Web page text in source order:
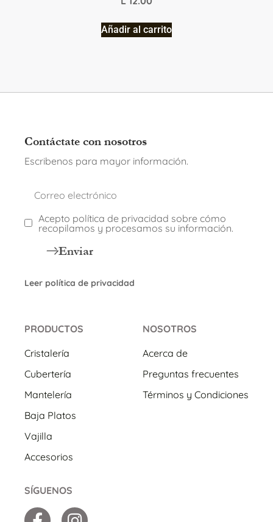
Añadir al carrito
Contáctate con nosotros
Escribenos para mayor información.
Acepto política de privacidad sobre cómo
recopilamos y procesamos su información.
Enviar
Leer política de privacidad
PRODUCTOS
Cristalería
Cubertería
Mantelería
Baja Platos
Vajilla
Accesorios
NOSOTROS
Acerca de
Preguntas frecuentes
Términos y Condiciones
SÍGUENOS